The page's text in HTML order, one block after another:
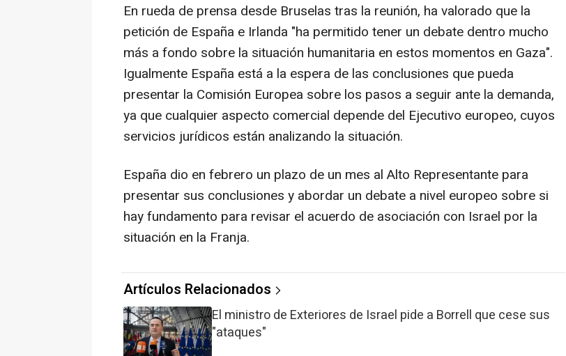
En rueda de prensa desde Bruselas tras la reunión, ha valorado que la
petición de España e Irlanda "ha permitido tener un debate dentro mucho
más a fondo sobre la situación humanitaria en estos momentos en Gaza".
Igualmente España está a la espera de las conclusiones que pueda
presentar la Comisión Europea sobre los pasos a seguir ante la demanda,
ya que cualquier aspecto comercial depende del Ejecutivo europeo, cuyos
servicios jurídicos están analizando la situación.
España dio en febrero un plazo de un mes al Alto Representante para
presentar sus conclusiones y abordar un debate a nivel europeo sobre si
hay fundamento para revisar el acuerdo de asociación con Israel por la
situación en la Franja.
Artículos Relacionados
El ministro de Exteriores de Israel pide a Borrell que cese sus
"ataques"